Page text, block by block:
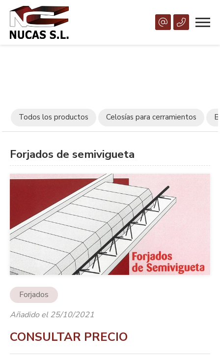
Todos los productos Celosías para cerramientos
Forjados de semivigueta
Forjados
Añadido el 25/10/2021
CONSULTAR PRECIO